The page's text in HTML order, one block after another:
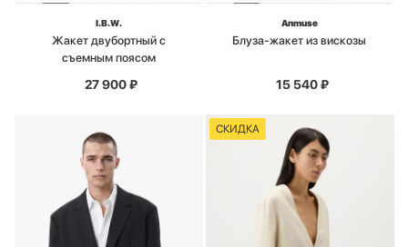
I.B.W.
Жакет двубортный с
съемным поясом
27 900₽
Anmuse
Блуза-жакет из вискозы
15 540₽
СКИДКА